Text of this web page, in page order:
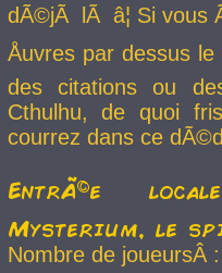
dÃ©jÃ lÃ â¦ Si vous
Åuvres par dessus
des citations ou
Cthulhu, de quoi
courrez dans ce
EntrÃ©e
Mysterium, le
Nombre de